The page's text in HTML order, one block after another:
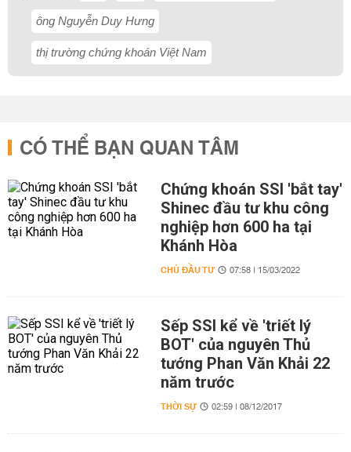
ông Nguyễn Duy Hưng
thị trường chứng khoán Việt Nam
CÓ THỂ BẠN QUAN TÂM
Chứng khoán SSI 'bắt tay'
Shinec đầu tư khu công
nghiệp hơn 600 ha tại
Khánh Hòa
CHỦ ĐẦU TƯ 07:58 | 15/03/2022
Sếp SSI kể về 'triết lý
BOT' của nguyên Thủ
tướng Phan Văn Khải 22
năm trước
THỜI SỰ 02:59 | 08/12/2017